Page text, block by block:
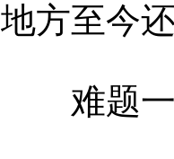
地方至今
难题一